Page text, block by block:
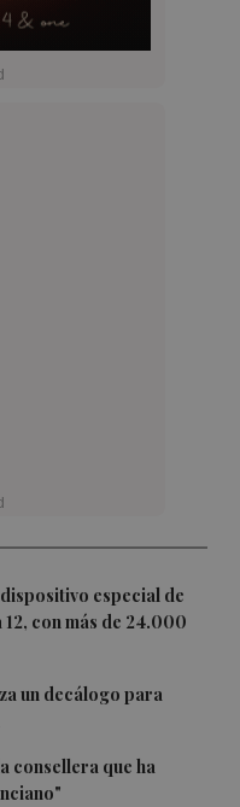
especial de
con más de 24.000
un decálogo para
consellera que ha